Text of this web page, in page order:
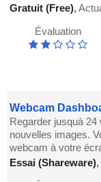
Gratuit (Free),
Évaluation
Webcam
Regarder jusquà
nouvelles images.
webcam à votre
Essai (Shareware),